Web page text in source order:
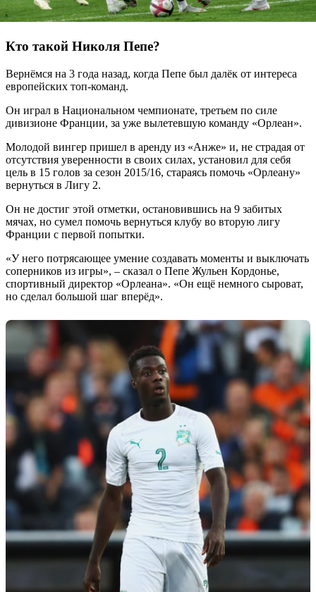
Кто такой Николя Пепе?
Вернёмся на 3 года назад, когда Пепе был далёк от интереса
европейских топ-команд.
Он играл в Национальном чемпионате, третьем по силе
дивизионе Франции, за уже вылетевшую команду «Орлеан».
Молодой вингер пришел в аренду из «Анже» и, не страдая от
отсутствия уверенности в своих силах, установил для себя
цель в 15 голов за сезон 2015/16, стараясь помочь «Орлеану»
вернуться в Лигу 2.
Он не достиг этой отметки, остановившись на 9 забитых
мячах, но сумел помочь вернуться клубу во вторую лигу
Франции с первой попытки.
«У него потрясающее умение создавать моменты и выключать
соперников из игры», – сказал о Пепе Жульен Кордонье,
спортивный директор «Орлеана». «Он ещё немного сыроват,
но сделал большой шаг вперёд».